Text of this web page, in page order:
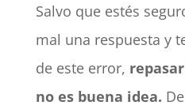
Salvo que estés
mal una respuesta y
de este error,
no es buena idea.